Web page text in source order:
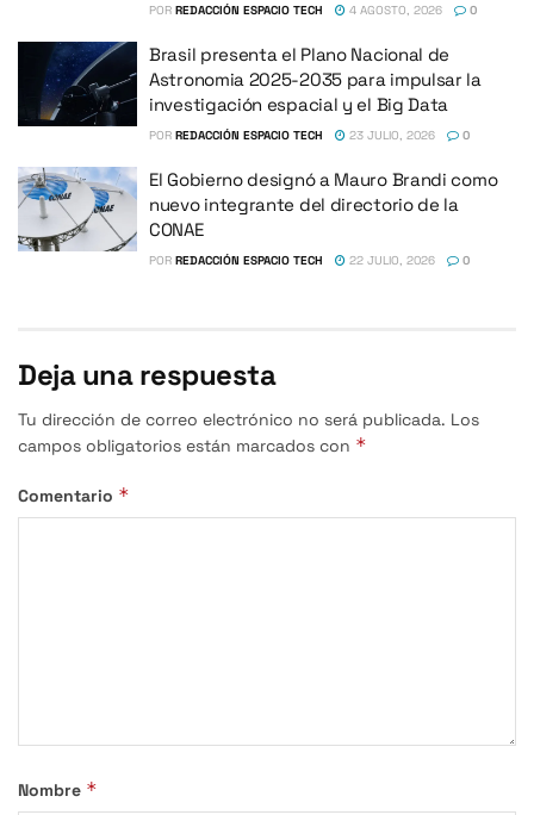
POR REDACCIÓN ESPACIO TECH 4 AGOSTO, 2026 0
Brasil presenta el Plano Nacional de
Astronomia 2025-2035 para impulsar la
investigación espacial y el Big Data
POR REDACCIÓN ESPACIO TECH 23 JULIO, 2026 0
El Gobierno designó a Mauro Brandi como
nuevo integrante del directorio de la
CONAE
POR REDACCIÓN ESPACIO TECH 22 JULIO, 2026 0
Deja una respuesta
Tu dirección de correo electrónico no será publicada. Los
campos obligatorios están marcados con *
Comentario *
Nombre *